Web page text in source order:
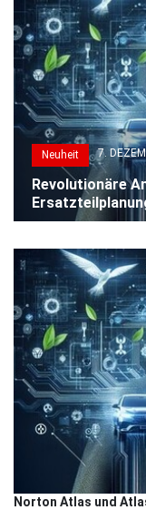
Neuheit 7.
Revolutionäre
Norton Atlas und